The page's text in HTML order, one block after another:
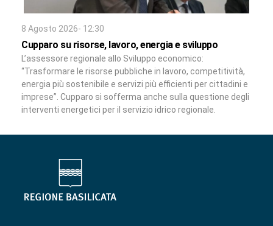
8 Agosto 2026- 12:30
Cupparo su risorse, lavoro, energia e sviluppo
L’assessore regionale allo Sviluppo economico:
“Trasformare le risorse pubbliche in lavoro, competitività,
energia più sostenibile e servizi più efficienti per cittadini e
imprese”. Cupparo si sofferma anche sulla questione degli
interventi energetici per il servizio idrico regionale.